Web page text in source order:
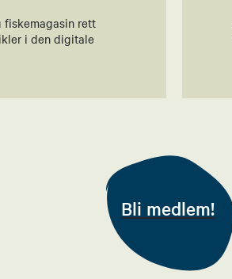
Helbostad
Helbostad
fiskemagasin rett
i den digitale
Bli medlem!